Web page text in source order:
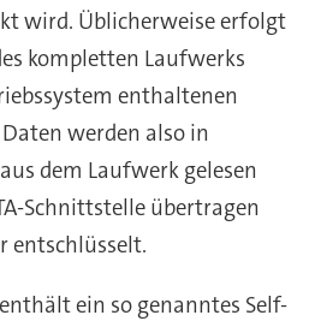
wird. Üblicherweise erfolgt
kompletten Laufwerks
enthaltenen
werden also in
dem Laufwerk gelesen
Schnittstelle übertragen
entschlüsselt.
ein so genanntes Self-